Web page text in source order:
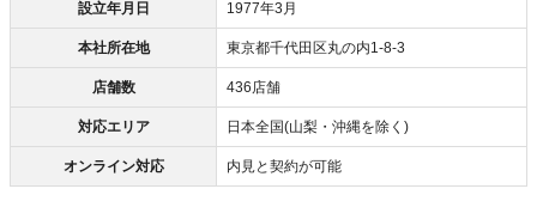
設立年月日 1977年3月
本社所在地 東京都千代田区丸の内1-8-3
店舗数 436店舗
対応エリア 日本全国(山梨・沖縄を除く)
オンライン対応 内見と契約が可能